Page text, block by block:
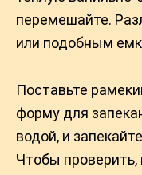
перемешайте.
или подобным
Поставьте
форму для
водой, и
Чтобы проверить,